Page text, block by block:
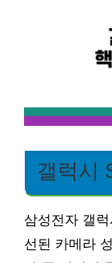
갤럭시
삼성전자 갤
선된 카메라